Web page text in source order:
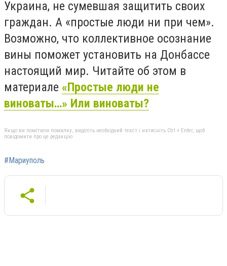
Украина, не сумевшая защитить своих
граждан. А «простые люди ни при чем».
Возможно, что коллективное осознание
вины поможет установить на Донбассе
настоящий мир. Читайте об этом в
материале «Простые люди не
виноваты…» Или виноваты?
Якщо ви помітили помилку, виділіть необхідний текст і натисніть Ctrl + Enter, щоб
повідомити про це редакцію
#Мариуполь